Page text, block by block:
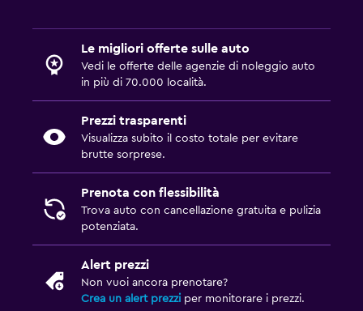
Le migliori offerte sulle auto
Vedi le offerte delle agenzie di noleggio auto
in più di 70.000 località.
Prezzi trasparenti
Visualizza subito il costo totale per evitare
brutte sorprese.
Prenota con flessibilità
Trova auto con cancellazione gratuita e pulizia
potenziata.
Alert prezzi
Non vuoi ancora prenotare?
Crea un alert prezzi per monitorare i prezzi.